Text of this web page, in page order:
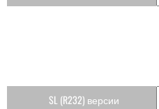
SL (R232) версии